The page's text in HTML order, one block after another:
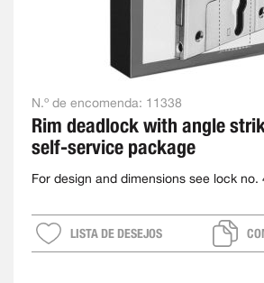
N.º de encomenda: 11338
Rim deadlock with angle
self-service package
For design and dimensions see lock
LISTA DE DESEJOS